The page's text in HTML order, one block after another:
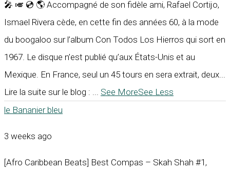
🎤 🎺 💿 🌎 Accompagné de son fidèle ami, Rafael Cortijo,
Ismael Rivera cède, en cette fin des années 60, à la mode
du boogaloo sur l’album Con Todos Los Hierros qui sort en
1967. Le disque n’est publié qu’aux États-Unis et au
Mexique. En France, seul un 45 tours en sera extrait, deux...
Lire la suite sur le blog : ... See MoreSee Less
le Bananier bleu
3 weeks ago
[Afro Caribbean Beats] Best Compas – Skah Shah #1,